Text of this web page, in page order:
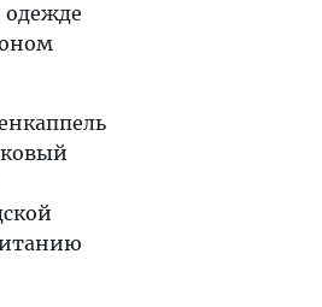
одежде